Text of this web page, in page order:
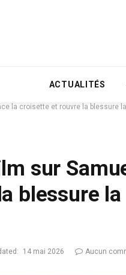
ACTUALITÉS
la croisette et rouvre la blessure
sur
blessure
14 mai 2026 Aucun